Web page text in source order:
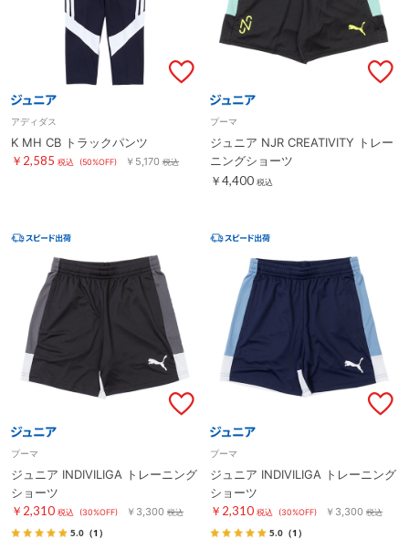
アディダス
K MH CB トラックパンツ
￥2,585 税込 (50%OFF) ￥5,170 税込
プーマ
ジュニア NJR CREATIVITY トレー
ニングショーツ
￥4,400 税込
プーマ
ジュニア INDIVILIGA トレーニング
ショーツ
￥2,310 税込 (30%OFF) ￥3,300 税込
5.0 （1）
プーマ
ジュニア INDIVILIGA トレーニング
ショーツ
￥2,310 税込 (30%OFF) ￥3,300 税込
5.0 （1）